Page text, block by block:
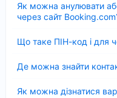
Як можна анулювати
через сайт
Що таке ПІН-код і для
Де можна знайти
Як можна дізнатися